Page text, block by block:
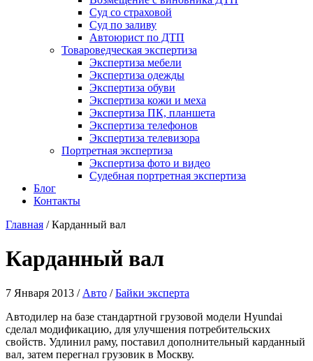
Суд со страховой
Суд по заливу
Автоюрист по ДТП
Товароведческая экспертиза
Экспертиза мебели
Экспертиза одежды
Экспертиза обуви
Экспертиза кожи и меха
Экспертиза ПК, планшета
Экспертиза телефонов
Экспертиза телевизора
Портретная экспертиза
Экспертиза фото и видео
Судебная портретная экспертиза
Блог
Контакты
Главная /Карданный вал
Карданный вал
7 Января 2013 / Авто /Байки эксперта
Автодилер на базе стандартной грузовой модели Hyundai
сделал модификацию, для улучшения потребительских
свойств. Удлинил раму, поставил дополнительный карданный
вал, затем перегнал грузовик в Москву.